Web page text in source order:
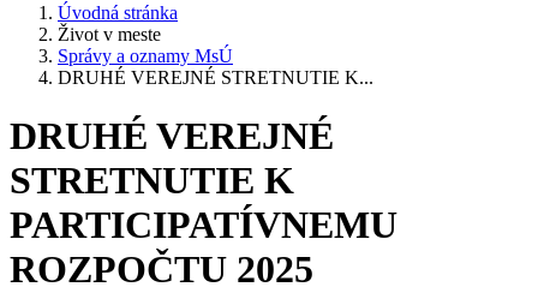
Úvodná stránka
Život v meste
Správy a oznamy MsÚ
DRUHÉ VEREJNÉ STRETNUTIE K...
DRUHÉ VEREJNÉ
STRETNUTIE K
PARTICIPATÍVNEMU
ROZPOČTU 2025